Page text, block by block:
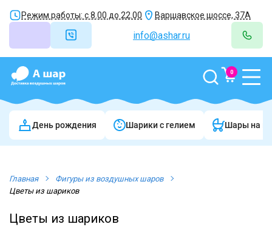
Режим работы: с 8.00 до 22.00 Варшавское шоссе, 37А
info@ashar.ru
0
День рождения Шарики c гелием Шары на
Главная
Фигуры из воздушных шаров
Цветы из шариков
Цветы из шариков